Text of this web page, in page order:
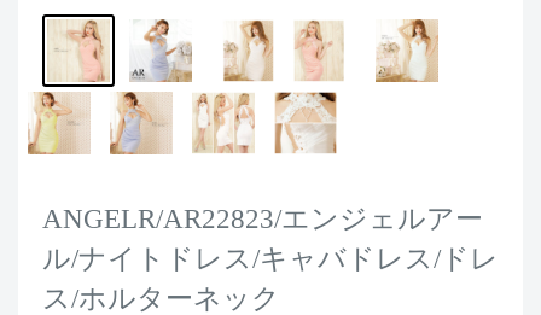
ANGELR/AR22823/エンジェルアー
ル/ナイトドレス/キャバドレス/ドレ
ス/ホルターネック